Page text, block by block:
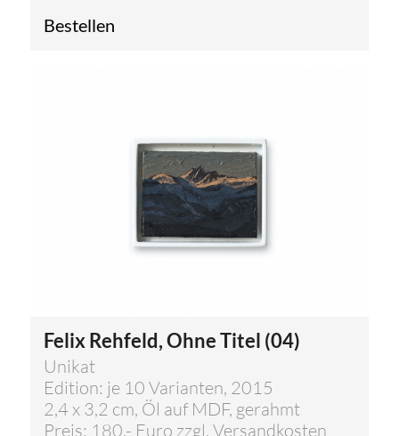
Bestellen
Felix Rehfeld, Ohne Titel (04)
Unikat
Edition: je 10 Varianten, 2015
2,4 x 3,2 cm, Öl auf MDF, gerahmt
Preis: 180,- Euro zzgl. Versandkosten